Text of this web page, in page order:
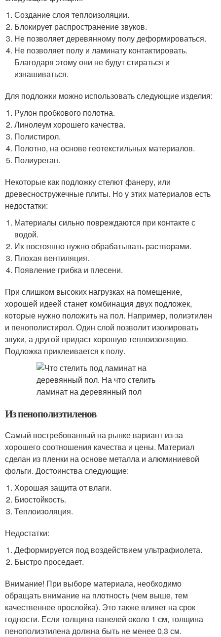
Создание слоя теплоизоляции.
Блокирует распространение звуков.
Не позволяет деревянному полу деформироваться.
Не позволяет полу и ламинату контактировать.
Благодаря этому они не будут стираться и
изнашиваться.
Для подложки можно использовать следующие изделия:
Рулон пробкового полотна.
Линолеум хорошего качества.
Полистирол.
Полотно, на основе геотекстильных материалов.
Полиуретан.
Некоторые как подложку стелют фанеру, или
древесностружечные плиты. Но у этих материалов есть
недостатки:
Материалы сильно повреждаются при контакте с
водой.
Их постоянно нужно обрабатывать растворами.
Плохая вентиляция.
Появление грибка и плесени.
При слишком высоких нагрузках на помещение,
хорошей идеей станет комбинация двух подложек,
которые нужно положить на пол. Например, полиэтилен
и пенополистирол. Один слой позволит изолировать
звуки, а другой придаст хорошую теплоизоляцию.
Подложка приклеивается к полу.
Из пенополиэтиленов
Самый востребованный на рынке вариант из-за
хорошего соотношения качества и цены. Материал
сделан из пленки на основе металла и алюминиевой
фольги. Достоинства следующие:
Хорошая защита от влаги.
Биостойкость.
Теплоизоляция.
Недостатки:
Деформируется под воздействием ультрафиолета.
Быстро проседает.
Внимание! При выборе материала, необходимо
обращать внимание на плотность (чем выше, тем
качественнее прослойка). Это также влияет на срок
годности. Если толщина панелей около 1 см, толщина
пенополиэтилена должна быть не менее 0,3 см.